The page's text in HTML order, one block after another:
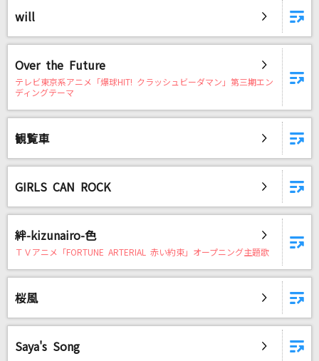
あぶく
Suicide Remix feat. Tiji Jojo,Hideyoshi & Jin
Dogg
[プロオケ]シングルベッド
[生音]桜
コブクロ
花束
もっと見る
will
Over the Future
テレビ東京系アニメ「爆球HIT! クラッシュビーダマン」第三期エン
ディングテーマ
観覧車
GIRLS CAN ROCK
絆-kizunairo-色
ＴＶアニメ「FORTUNE ARTERIAL 赤い約束」オープニング主題歌
桜風
Saya's Song